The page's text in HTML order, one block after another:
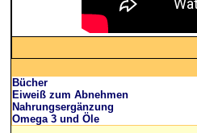
Bücher
Eiweiß zum Abnehmen
Nahrungsergänzung
Omega 3 und Öle